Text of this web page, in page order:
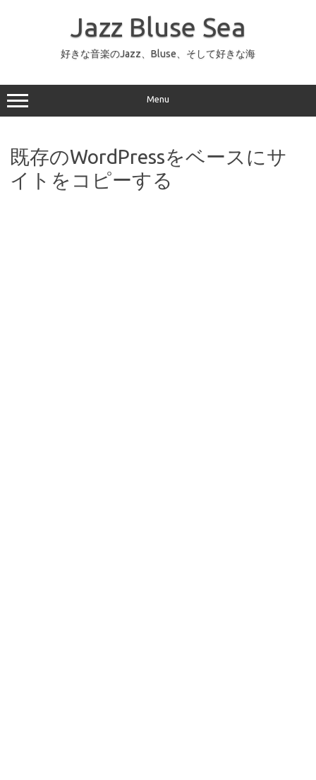
ッ
プ
Jazz Bluse Sea
好きな音楽のJazz、Bluse、そして好きな海
Menu
既存のWordPressをベースにサ
イトをコピーする